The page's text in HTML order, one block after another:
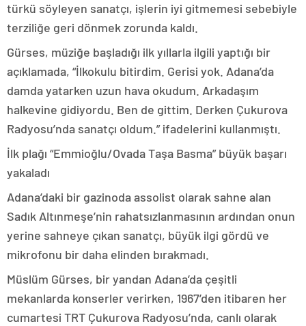
türkü söyleyen sanatçı, işlerin iyi gitmemesi sebebiyle
terziliğe geri dönmek zorunda kaldı.
Gürses, müziğe başladığı ilk yıllarla ilgili yaptığı bir
açıklamada, “İlkokulu bitirdim. Gerisi yok. Adana’da
damda yatarken uzun hava okudum. Arkadaşım
halkevine gidiyordu. Ben de gittim. Derken Çukurova
Radyosu’nda sanatçı oldum.” ifadelerini kullanmıştı.
İlk plağı “Emmioğlu/Ovada Taşa Basma” büyük başarı
yakaladı
Adana’daki bir gazinoda assolist olarak sahne alan
Sadık Altınmeşe’nin rahatsızlanmasının ardından onun
yerine sahneye çıkan sanatçı, büyük ilgi gördü ve
mikrofonu bir daha elinden bırakmadı.
Müslüm Gürses, bir yandan Adana’da çeşitli
mekanlarda konserler verirken, 1967’den itibaren her
cumartesi TRT Çukurova Radyosu’nda, canlı olarak